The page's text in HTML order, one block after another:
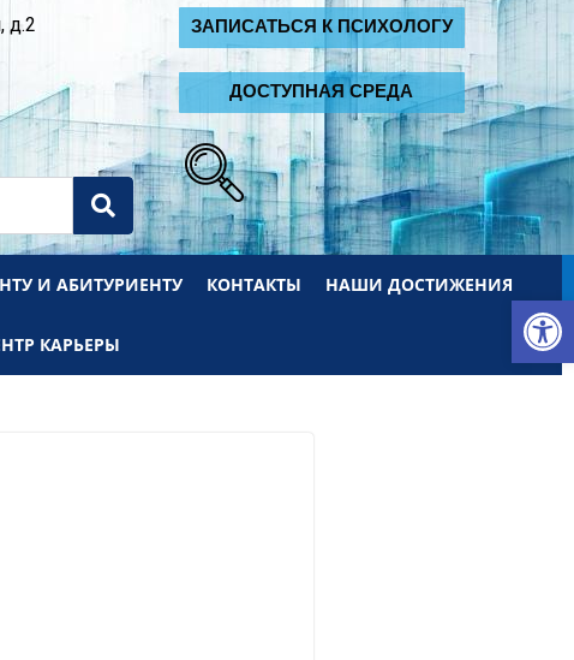
д.2
ЗАПИСАТЬСЯ К ПСИХОЛОГУ
ДОСТУПНАЯ СРЕДА
И АБИТУРИЕНТУ КОНТАКТЫ НАШИ ДОСТИЖЕНИЯ
КАРЬЕРЫ